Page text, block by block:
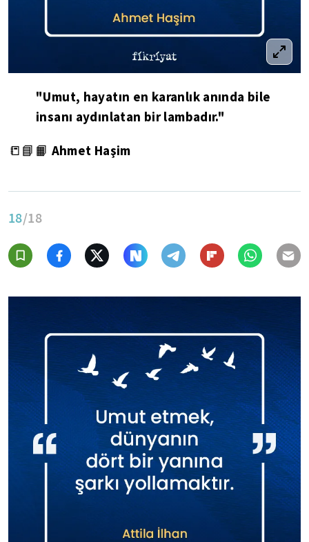
"Umut, hayatın en karanlık anında bile
insanı aydınlatan bir lambadır."
📒📘📙 Ahmet Haşim
18/18